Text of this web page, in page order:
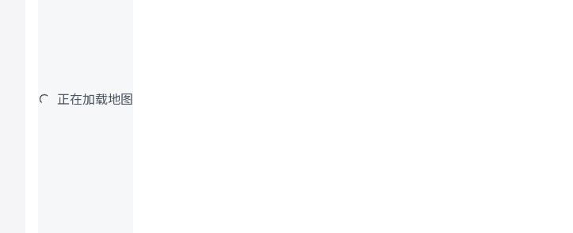
正在加载地图